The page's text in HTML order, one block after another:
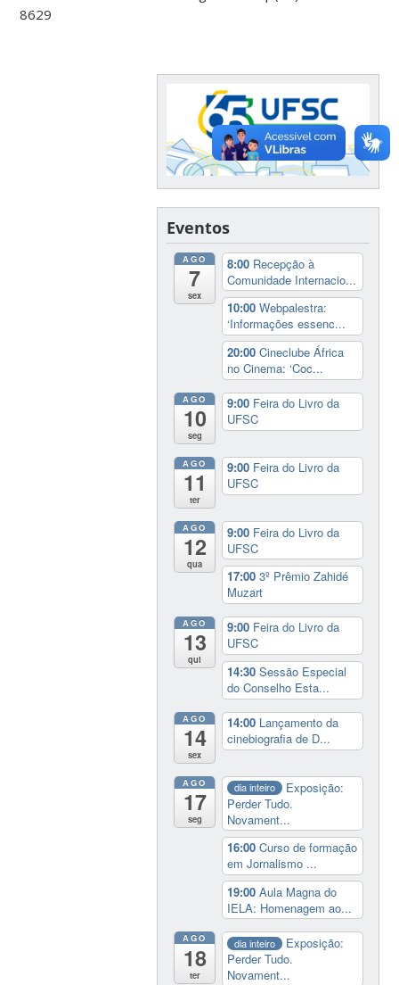
8629
Eventos
AGO
7
sex
8:00 Recepção à
Comunidade Internacio...
10:00Webpalestra:
‘Informações essenc...
20:00Cineclube África
no Cinema: ‘Coc...
AGO
10
seg
9:00 Feira do Livro da
UFSC
AGO
11
ter
9:00 Feira do Livro da
UFSC
AGO
12
qua
9:00 Feira do Livro da
UFSC
17:003º Prêmio Zahidé
Muzart
AGO
13
qui
9:00 Feira do Livro da
UFSC
14:30Sessão Especial
do Conselho Esta...
AGO
14
sex
14:00 Lançamento da
cinebiografia de D...
AGO
17
seg
dia inteiro
Exposição:
Perder Tudo.
Novament...
16:00Curso de formação
em Jornalismo ...
19:00Aula Magna do
IELA: Homenagem ao...
AGO
18
ter
dia inteiro
Exposição:
Perder Tudo.
Novament...